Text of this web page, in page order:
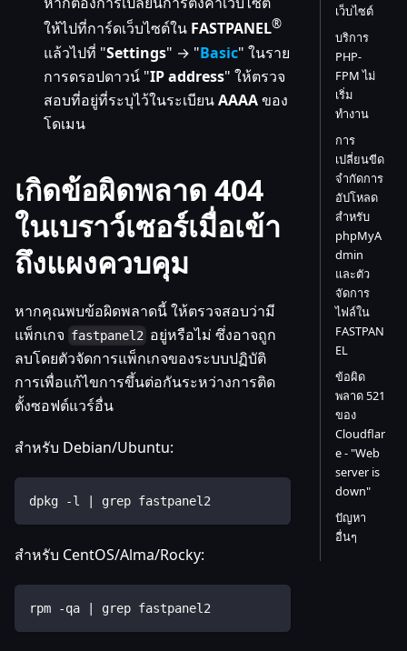
ให้ไปที่การ์ดเว็บไซต์ใน FASTPANEL®
แล้วไปที่ "Settings" → "Basic" ในราย
การดรอปดาวน์ "IP address" ให้ตรวจ
สอบที่อยู่ที่ระบุไว้ในระเบียนAAAAของ
โดเมน
เกิดข้อผิดพลาด 404
ในเบราว์เซอร์เมื่อเข้า
ถึงแผงควบคุม
หากคุณพบข้อผิดพลาดนี้ ให้ตรวจสอบว่ามี
แพ็กเกจ fastpanel2 อยู่หรือไม่ ซึ่งอาจถูก
ลบโดยตัวจัดการแพ็กเกจของระบบปฏิบัติ
การเพื่อแก้ไขการขึ้นต่อกันระหว่างการติด
ตั้งซอฟต์แวร์อื่น
สำหรับ Debian/Ubuntu:
dpkg -l | grep fastpanel2
สำหรับ CentOS/Alma/Rocky:
rpm -qa | grep fastpanel2
เว็บไซต์
บริการ
PHP-
FPM ไม่
เริ่ม
ทำงาน
การ
เปลี่ยนขีด
จำกัดการ
อัปโหลด
สำหรับ
phpMyA
dmin
และตัว
จัดการ
ไฟล์ใน
FASTPAN
EL
ข้อผิด
พลาด 521
ของ
Cloudflar
e - "Web
server is
down"
ปัญหา
อื่นๆ